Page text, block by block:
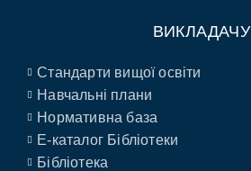
ВИКЛАДАЧУ
Стандарти вищої освіти
Навчальні плани
Нормативна база
E-каталог Бібліотеки
Бібліотека